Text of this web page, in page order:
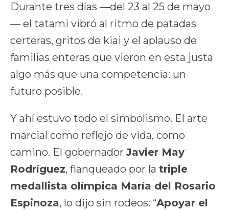
Durante tres días —del 23 al 25 de mayo
— el tatami vibró al ritmo de patadas
certeras, gritos de kiai y el aplauso de
familias enteras que vieron en esta justa
algo más que una competencia: un
futuro posible.
Y ahí estuvo todo el simbolismo. El arte
marcial como reflejo de vida, como
camino. El gobernador Javier May
Rodríguez, flanqueado por la triple
medallista olímpica María del Rosario
Espinoza, lo dijo sin rodeos: “Apoyar el